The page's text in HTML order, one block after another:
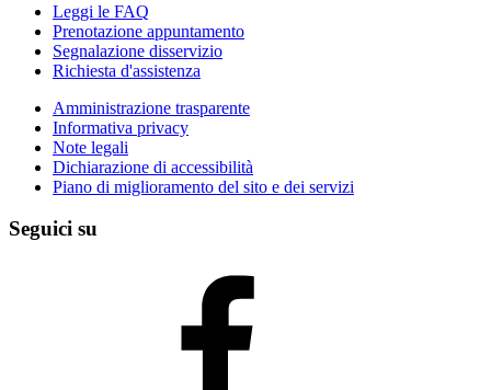
Leggi le FAQ
Prenotazione appuntamento
Segnalazione disservizio
Richiesta d'assistenza
Amministrazione trasparente
Informativa privacy
Note legali
Dichiarazione di accessibilità
Piano di miglioramento del sito e dei servizi
Seguici su